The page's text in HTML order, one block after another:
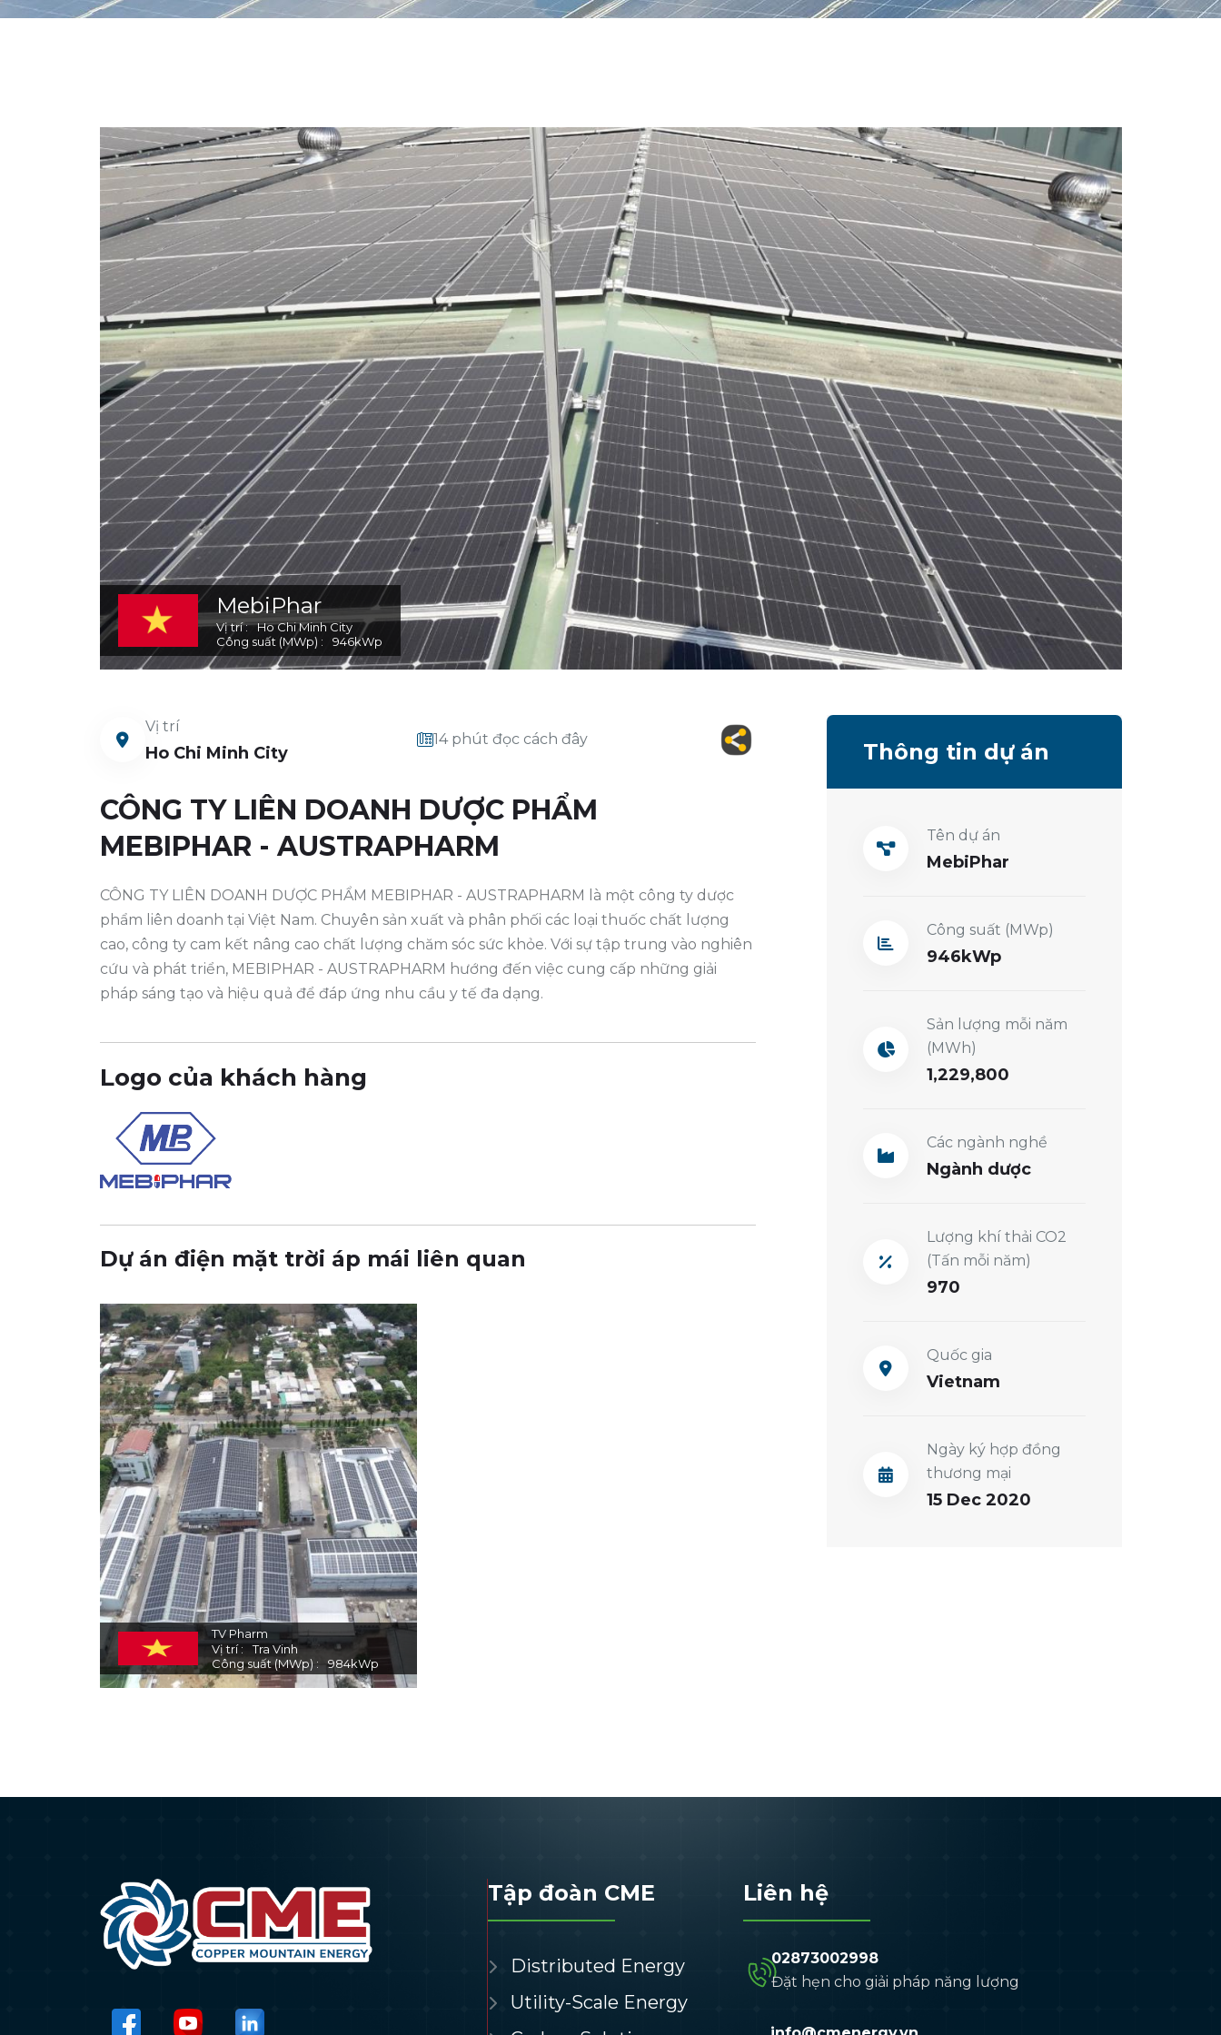
MebiPhar
Vị trí
Ho Chi Minh City
Công suất (MWp)
946kWp
Vị trí
Ho Chi Minh City
14 phút đọc cách đây
CÔNG TY LIÊN DOANH DƯỢC PHẨM
MEBIPHAR - AUSTRAPHARM
CÔNG TY LIÊN DOANH DƯỢC PHẨM MEBIPHAR - AUSTRAPHARM là một công ty dược
phẩm liên doanh tại Việt Nam. Chuyên sản xuất và phân phối các loại thuốc chất lượng
cao, công ty cam kết nâng cao chất lượng chăm sóc sức khỏe. Với sự tập trung vào nghiên
cứu và phát triển, MEBIPHAR - AUSTRAPHARM hướng đến việc cung cấp những giải
pháp sáng tạo và hiệu quả để đáp ứng nhu cầu y tế đa dạng.
Logo của khách hàng
Dự án điện mặt trời áp mái liên quan
TV Pharm
Vị trí
Tra Vinh
Công suất (MWp)
984kWp
Thông tin dự án
Tên dự án
MebiPhar
Công suất (MWp)
946
Sản lượng mỗi năm
(MWh)
1,229,800
Các ngành nghề
Ngành dược
Lượng khí thải CO2
(Tấn mỗi năm)
970
Quốc gia
Vietnam
Ngày ký hợp đồng
thương mại
15 Dec 2020
Tập đoàn CME
Distributed Energy
Utility-Scale Energy
Liên hệ
02873002998
Đặt hẹn cho giải pháp năng lượng